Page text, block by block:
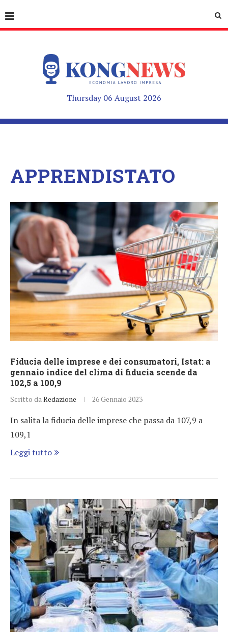
Thursday 06 August 2026
APPRENDISTATO
Fiducia delle imprese e dei consumatori, Istat: a
gennaio indice del clima di fiducia scende da
102,5 a 100,9
Scritto da Redazione 26 Gennaio 2023
In salita la fiducia delle imprese che passa da 107,9 a
109,1
Leggi tutto